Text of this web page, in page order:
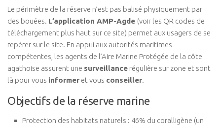
Le périmètre de la réserve n’est pas balisé physiquement par
des bouées. L’application AMP-Agde (voir les QR codes de
téléchargement plus haut sur ce site) permet aux usagers de se
repérer sur le site. En appui aux autorités maritimes
compétentes, les agents de l’Aire Marine Protégée de la côte
agathoise assurent une surveillance régulière sur zone et sont
là pour vous informer et vous conseiller.
Objectifs de la réserve marine
Protection des habitats naturels : 46% du coralligène (un